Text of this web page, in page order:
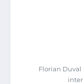
Florian Duval